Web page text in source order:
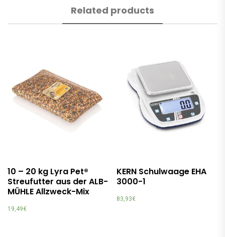
Related products
10 – 20 kg Lyra Pet®
Streufutter aus der ALB-
MÜHLE Allzweck-Mix
19,49€
KERN Schulwaage EHA
3000-1
83,93€